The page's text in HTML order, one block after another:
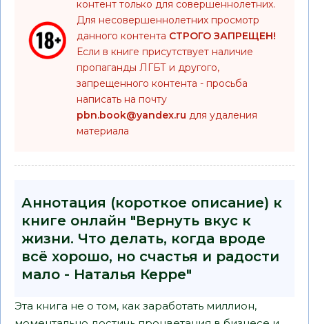
контент только для совершеннолетних.
Для несовершеннолетних просмотр
данного контента СТРОГО ЗАПРЕЩЕН!
Если в книге присутствует наличие
пропаганды ЛГБТ и другого,
запрещенного контента - просьба
написать на почту
pbn.book@yandex.ru для удаления
материала
Аннотация (короткое описание) к
книге онлайн "Вернуть вкус к
жизни. Что делать, когда вроде
всё хорошо, но счастья и радости
мало - Наталья Керре"
Эта книга не о том, как заработать миллион,